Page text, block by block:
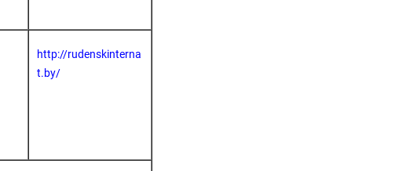
http://rudenskinterna
t.by/